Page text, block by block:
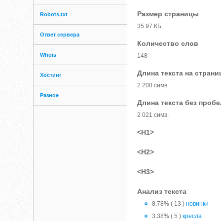
Robots.txt
Ответ сервера
Whois
Хостинг
Разное
Размер страницы
35.97 КБ
Количество слов
148
Длина текста на
2 200 симв.
Длина текста без
2 021 симв.
<H1>
<H2>
<H3>
Анализ текста
8.78% ( 13 )новинки
3.38% ( 5 )кресла